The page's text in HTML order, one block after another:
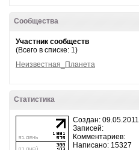
Сообщества
Участник сообществ
(Всего в списке: 1)
Неизвестная_Планета
Статистика
Создан: 09.05.2011
Записей:
Комментариев:
Написано: 15327